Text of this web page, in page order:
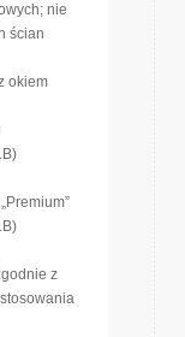
nie
ścian
okiem
z